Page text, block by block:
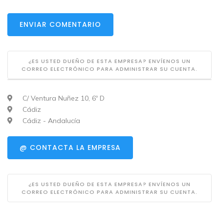
ENVIAR COMENTARIO
¿ES USTED DUEÑO DE ESTA EMPRESA? ENVÍENOS UN
CORREO ELECTRÓNICO PARA ADMINISTRAR SU CUENTA.
C/ Ventura Nuñez 10, 6º D
Cádiz
Cádiz - Andalucía
@ CONTACTA LA EMPRESA
¿ES USTED DUEÑO DE ESTA EMPRESA? ENVÍENOS UN
CORREO ELECTRÓNICO PARA ADMINISTRAR SU CUENTA.